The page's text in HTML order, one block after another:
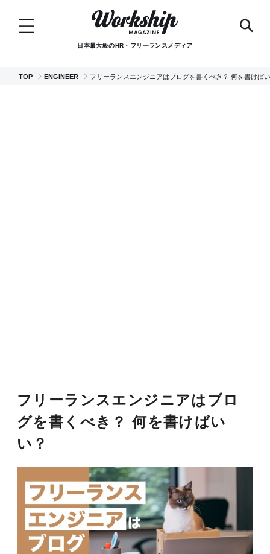
日本最大級のHR・フリーランスメディア
TOP ENGINEER フリーランスエンジニアはブログを書くべき？ 何を書けば
フリーランスエンジニアはブロ
グを書くべき？ 何を書けばい
い？